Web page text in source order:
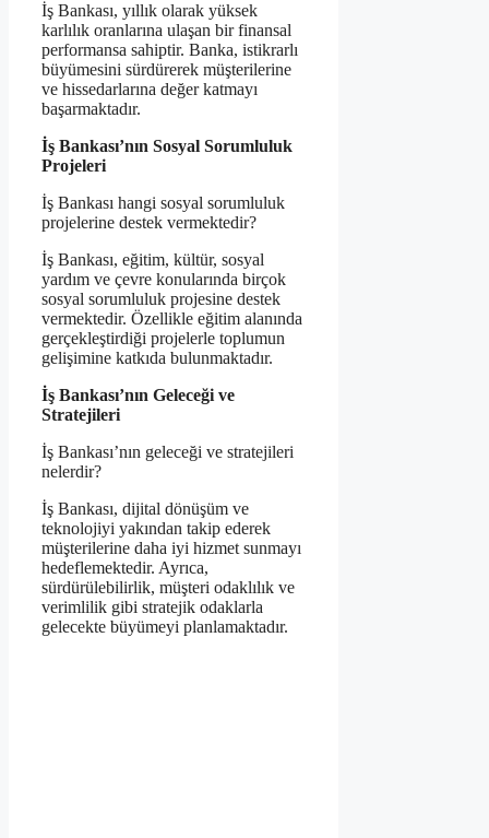
İş Bankası, yıllık olarak yüksek
karlılık oranlarına ulaşan bir finansal
performansa sahiptir. Banka, istikrarlı
büyümesini sürdürerek müşterilerine
ve hissedarlarına değer katmayı
başarmaktadır.
İş Bankası’nın Sosyal Sorumluluk
Projeleri
İş Bankası hangi sosyal sorumluluk
projelerine destek vermektedir?
İş Bankası, eğitim, kültür, sosyal
yardım ve çevre konularında birçok
sosyal sorumluluk projesine destek
vermektedir. Özellikle eğitim alanında
gerçekleştirdiği projelerle toplumun
gelişimine katkıda bulunmaktadır.
İş Bankası’nın Geleceği ve
Stratejileri
İş Bankası’nın geleceği ve stratejileri
nelerdir?
İş Bankası, dijital dönüşüm ve
teknolojiyi yakından takip ederek
müşterilerine daha iyi hizmet sunmayı
hedeflemektedir. Ayrıca,
sürdürülebilirlik, müşteri odaklılık ve
verimlilik gibi stratejik odaklarla
gelecekte büyümeyi planlamaktadır.